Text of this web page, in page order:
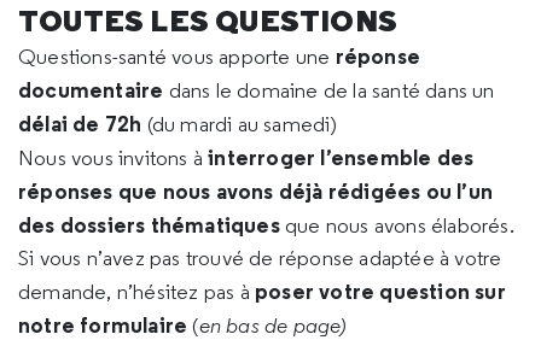
TOUTES LES QUESTIONS
Questions-santé vous apporte une réponse
documentaire dans le domaine de la santé dans un
délai de 72h (du mardi au samedi)
Nous vous invitons àinterroger l’ensemble des
réponses que nous avons déjà rédigées ou l’un
des dossiers thématiques que nous avons élaborés.
Si vous n’avez pas trouvé de réponse adaptée à votre
demande, n’hésitez pas à poser votre question sur
notre formulaire (en bas de page)